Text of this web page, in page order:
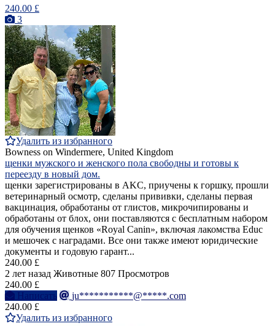
240.00 £
3
Удалить из избранного
Bowness on Windermere, United Kingdom
щенки мужского и женского пола свободны и готовы к
переезду в новый дом.
щенки зарегистрированы в AKC, приучены к горшку, прошли
ветеринарный осмотр, сделаны прививки, сделаны первая
вакцинация, обработаны от глистов, микрочипированы и
обработаны от блох, они поставляются с бесплатным набором
для обучения щенков «Royal Canin», включая лакомства Educ
и мешочек с наградами. Все они также имеют юридические
документы и годовую гарант...
240.00 £
2 лет назад Животные 807 Просмотров
240.00 £
Написать
ju***********@*****.com
240.00 £
Удалить из избранного